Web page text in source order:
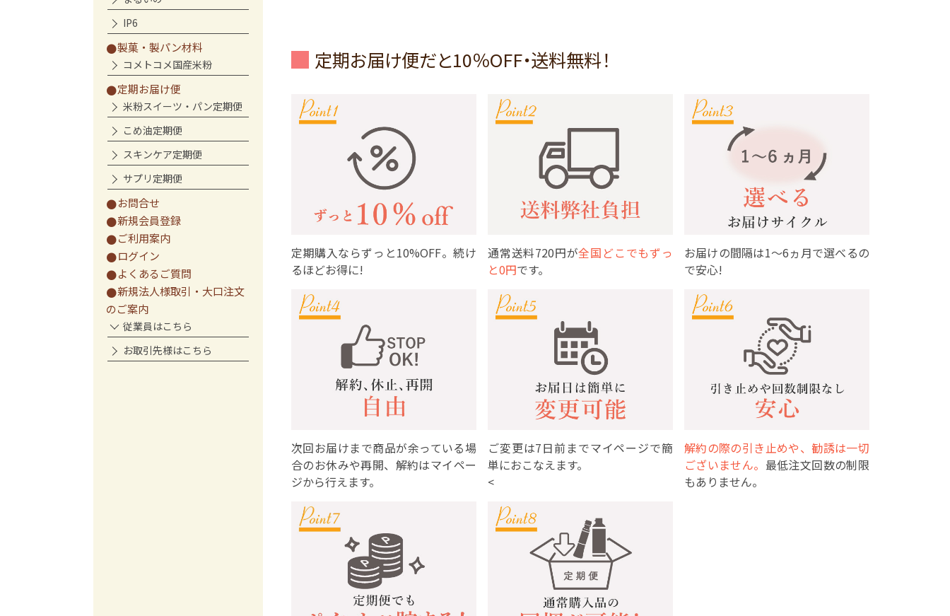
IP6
製菓・製パン材料
コメトコメ国産米粉
定期お届け便
米粉スイーツ・パン定期便
こめ油定期便
スキンケア定期便
サプリ定期便
お問合せ
新規会員登録
ご利用案内
ログイン
よくあるご質問
新規法人様取引・大口注文
のご案内
従業員はこちら
お取引先様はこちら
定期お届け便だと10％OFF・送料無料！
定期購入ならずっと10%OFF。続け
るほどお得に!
通常送料720円が全国どこでもずっ
と0円です。
お届けの間隔は1～6ヵ月で選べるの
で安心!
次回お届けまで商品が余っている場
合のお休みや再開、解約はマイペー
ジから行えます。
ご変更は7日前までマイページで簡
単におこなえます。
<
解約の際の引き止めや、勧誘は一切
ございません。 最低注文回数の制限
もありません。